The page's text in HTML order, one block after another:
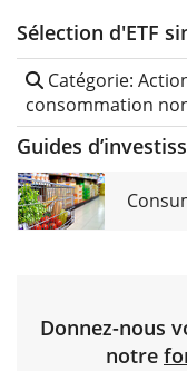
Sélection d'ETF
Catégorie:
consommation
Guides
Donnez-nous
notre